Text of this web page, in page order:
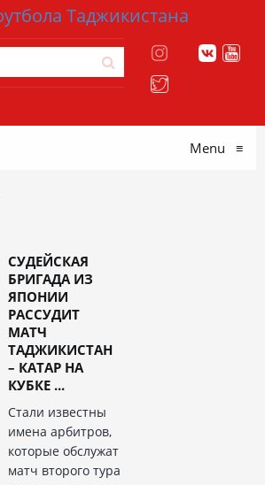
Menu ≡
СУДЕЙСКАЯ
БРИГАДА ИЗ
ЯПОНИИ
РАССУДИТ
МАТЧ
ТАДЖИКИСТАН
– КАТАР НА
КУБКЕ ...
Стали известны
имена арбитров,
которые обслужат
матч второго тура